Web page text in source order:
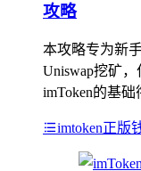
攻略
本攻略专为新
Uniswap挖矿
imToken的基
imtoken正版